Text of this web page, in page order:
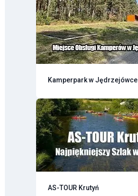
Kamperpark w Jędrzejówce
AS-TOUR Krutyń